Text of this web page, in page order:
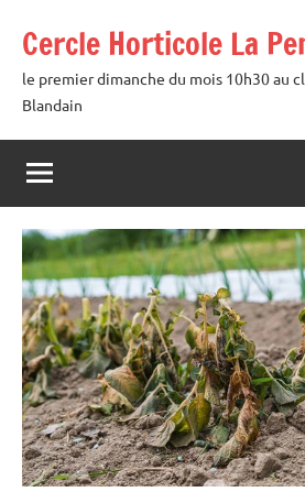
contenu
Cercle Horticole La
le premier dimanche du mois 10h30 au
Blandain